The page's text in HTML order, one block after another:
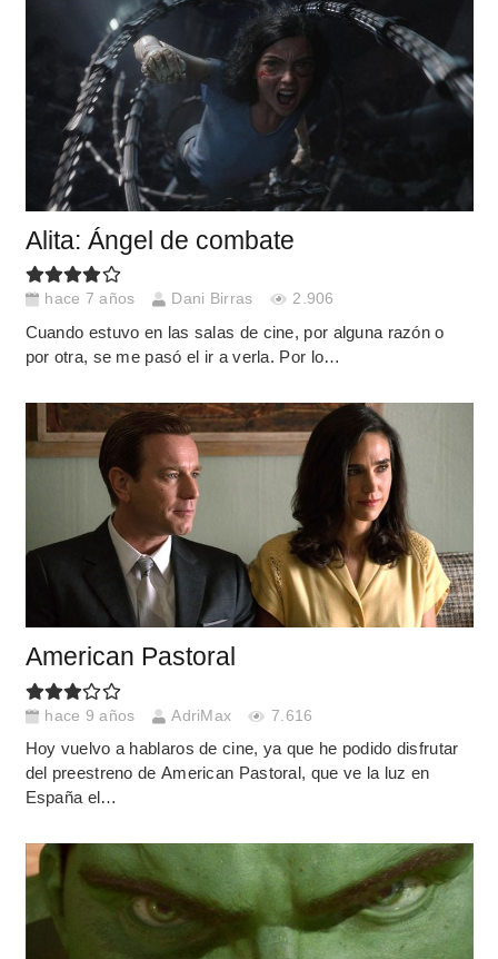
Alita: Ángel de combate
hace 7 años Dani Birras 2.906
Cuando estuvo en las salas de cine, por alguna razón o
por otra, se me pasó el ir a verla. Por lo…
American Pastoral
hace 9 años AdriMax 7.616
Hoy vuelvo a hablaros de cine, ya que he podido disfrutar
del preestreno de American Pastoral, que ve la luz en
España el…